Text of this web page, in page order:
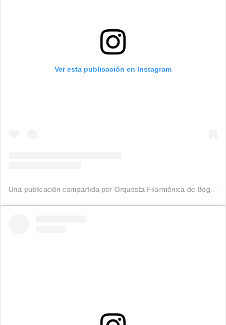
Ver esta publicación en Instagram